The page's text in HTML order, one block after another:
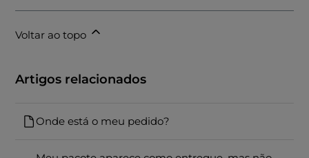
Voltar ao topo
Artigos relacionados
Onde está o meu pedido?